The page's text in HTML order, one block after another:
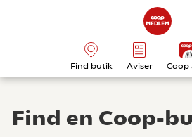
Find butik Aviser Coop
Find en Coop-